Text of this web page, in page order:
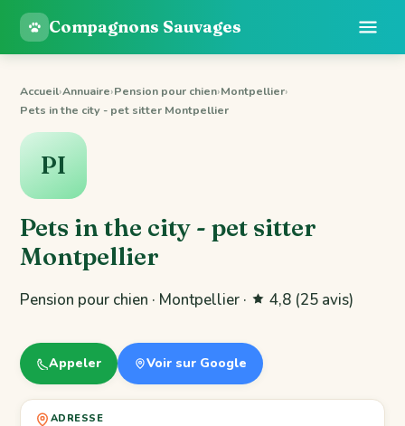
Compagnons Sauvages
Accueil›Annuaire›Pension pour chien›Montpellier›
Pets in the city - pet sitter Montpellier
PI
Pets in the city - pet sitter
Montpellier
Pension pour chien · Montpellier · 4,8 (25 avis)
Appeler Voir sur Google
ADRESSE